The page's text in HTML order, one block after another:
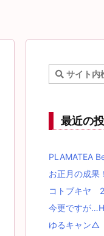
最近の
PLAMATEA
お正月の成果！
コトブキヤ
今更ですが
ゆるキャン